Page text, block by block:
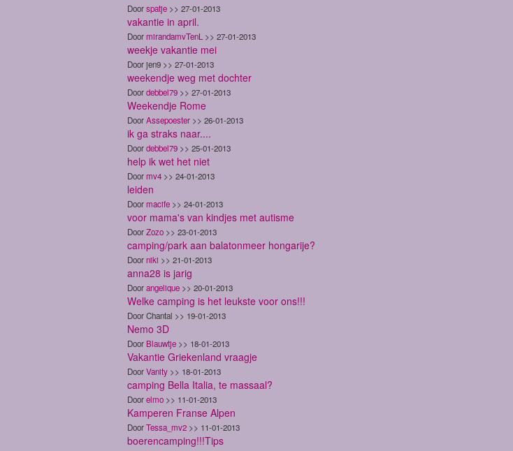
Doorspatje >> 27-01-2013
vakantie in april.
DoormirandamvTenL >> 27-01-2013
weekje vakantie mei
Door jen9 >> 27-01-2013
weekendje weg met dochter
Doordebbel79 >> 27-01-2013
Weekendje Rome
DoorAssepoester >> 26-01-2013
ik ga straks naar....
Doordebbel79 >> 25-01-2013
help ik wet het niet
Doormv4 >> 24-01-2013
leiden
Doormacife >> 24-01-2013
voor mama's van kindjes met autisme
DoorZozo >> 23-01-2013
camping/park aan balatonmeer hongarije?
Doorniki >> 21-01-2013
anna28 is jarig
Doorangelique >> 20-01-2013
Welke camping is het leukste voor ons!!!
Door Chantal >> 19-01-2013
Nemo 3D
Door Blauwtje >> 18-01-2013
Vakantie Griekenland vraagje
DoorVanity >> 18-01-2013
camping Bella Italia, te massaal?
Doorelmo >> 11-01-2013
Kamperen Franse Alpen
DoorTessa_mv2 >> 11-01-2013
boerencamping!!!Tips